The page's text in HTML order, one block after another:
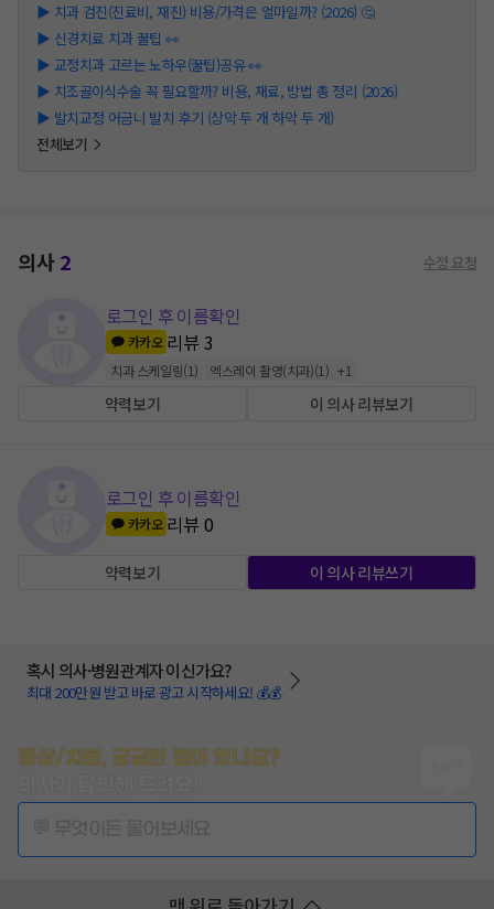
▶ 치과 검진(진료비, 재진) 비용/가격은 얼마일까? (2026) 🤔
▶ 신경치료 치과 꿀팁 👀
▶ 교정치과 고르는 노하우(꿀팁)공유 👀
▶ 치조골이식수술 꼭 필요할까? 비용, 재료, 방법 총 정리 (2026)
▶ 발치교정 어금니 발치 후기 (상악 두 개 하악 두 개)
전체보기
의사2 수정 요청
로그인 후 이름확인
카카오 리뷰3
치과 스케일링(1) 엑스레이 촬영(치과)(1 ) +1
약력보기 이 의사 리뷰보기
로그인 후 이름확인
카카오 리뷰0
약력보기 이 의사 리뷰쓰기
혹시 의사·병원관계자 이신가요?
최대 200만원 받고 바로 광고 시작하세요! 💰💰
증상/치료, 궁금한 점이 있나요?